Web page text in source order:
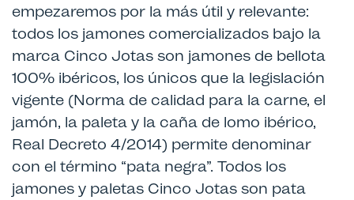
empezaremos por la más útil y relevante:
todos los jamones comercializados bajo la
marca Cinco Jotas son jamones de bellota
100% ibéricos, los únicos que la legislación
vigente (Norma de calidad para la carne, el
jamón, la paleta y la caña de lomo ibérico,
Real Decreto 4/2014) permite denominar
con el término “pata negra”. Todos los
jamones y paletas Cinco Jotas son pata